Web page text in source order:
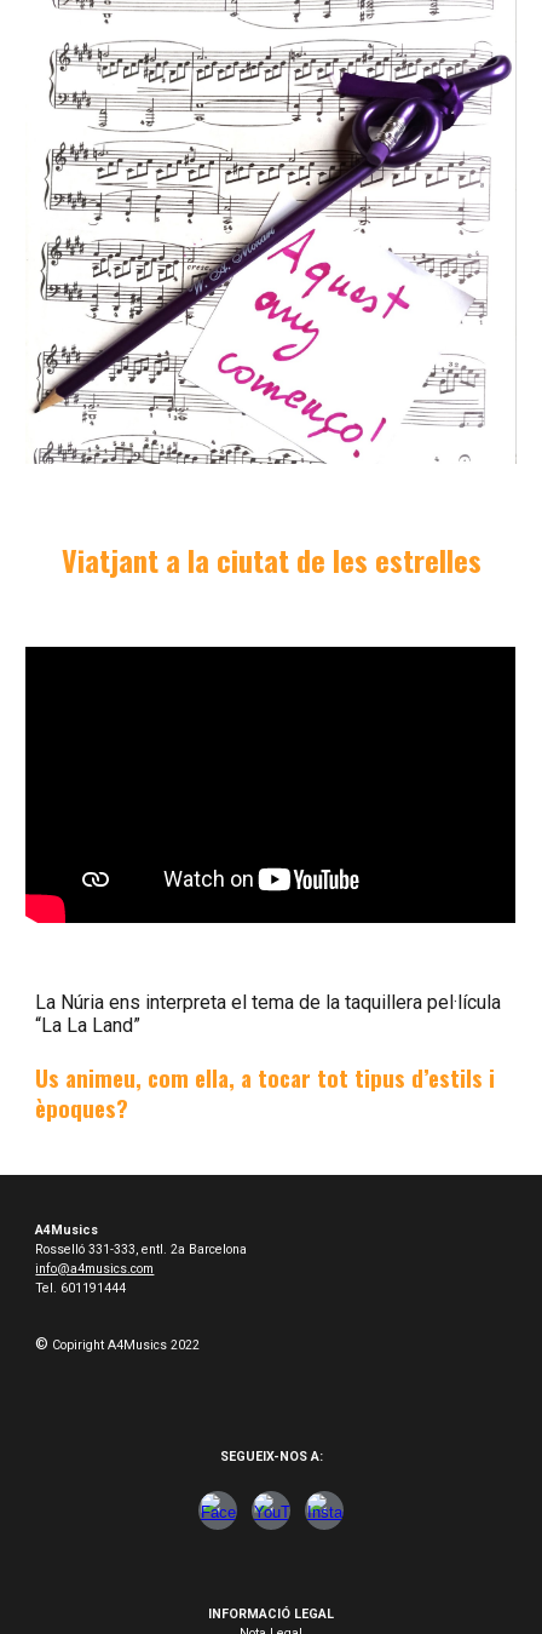
Viatjant a la ciutat de les estrelles
La Núria ens interpreta el tema de la taquillera pel·lícula
“La La Land”
Us animeu, com ella, a tocar tot tipus d’estils i
èpoques?
A4Musics
Rosselló 331-333, entl. 2a Barcelona
info@a4musics.com
Tel. 601191444
© Copiright A4Musics 2022
SEGUEIX-NOS A:
INFORMACIÓ LEGAL